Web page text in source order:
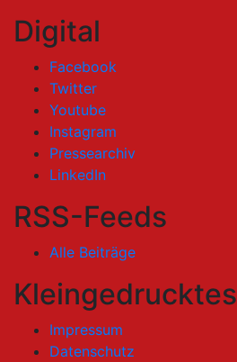
Digital
Facebook
Twitter
Youtube
Instagram
Pressearchiv
LinkedIn
RSS-Feeds
Alle Beiträge
Kleingedrucktes
Impressum
Datenschutz